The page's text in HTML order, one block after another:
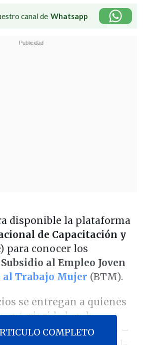
canal de Whatsapp
disponible la plataforma
de Capacitación y
para conocer los
Subsidio al Empleo Joven
al Trabajo Mujer (BTM).
se entregan a quienes
anterioridad en la
Anual, cuyo monto –
COMPLETO